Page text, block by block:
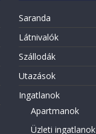
Saranda
Látnivalók
Szállodák
Utazások
Ingatlanok
Apartmanok
Üzleti ingatlanok